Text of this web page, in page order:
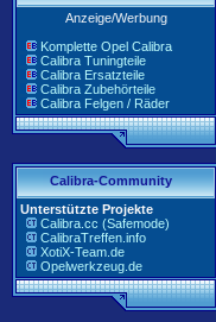
Anzeige/Werbung
Komplette Opel Calibra
Calibra Tuningteile
Calibra Ersatzteile
Calibra Zubehörteile
Calibra Felgen / Räder
Calibra-Community
Unterstützte Projekte
Calibra.cc (Safemode)
CalibraTreffen.info
XotiX-Team.de
Opelwerkzeug.de